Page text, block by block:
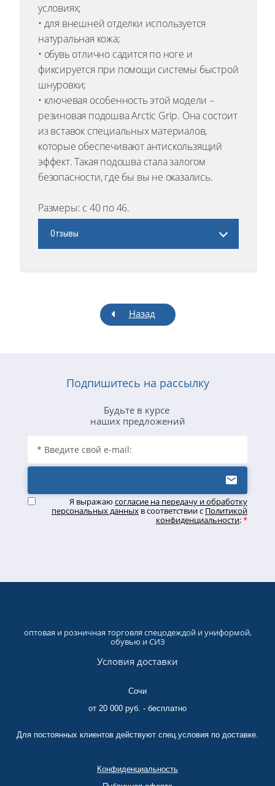
условиях;
• для внешней отделки используется
натуральная кожа;
• обувь отлично садится по ноге и
фиксируется при помощи системы быстрой
шнуровки;
• ключевая особенность этой модели –
резиновая подошва Arctic Grip. Она состоит
из вставок специальных материалов,
которые обеспечивают антискользящий
эффект. Такая подошва стала залогом
безопасности, где бы вы не оказались.
Размеры: с 40 по 46.
Отзывы
Назад
Подпишитесь на рассылку
Будьте в курсе
наших предложений
Я выражаю согласие на передачу и обработку
персональных данных в соответствии с Политикой
конфиденциальности:*
оптовая и розничная торговля спецодеждой и униформой,
обувью и СИЗ
Условия доставки
Сочи
от 20 000 руб. - бесплатно
Для постоянных клиентов действуют спец.условия по доставке.
Конфиденциальность